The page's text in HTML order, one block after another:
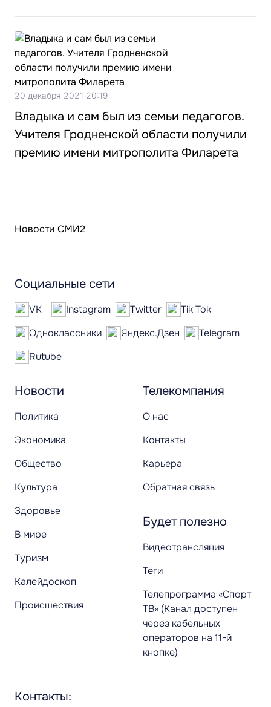
20 декабря 2021 20:19
Владыка и сам был из семьи педагогов.
Учителя Гродненской области получили
премию имени митрополита Филарета
Новости СМИ2
Новости
Политика
Экономика
Общество
Культура
Здоровье
В мире
Туризм
Калейдоскоп
Происшествия
Телекомпания
О нас
Контакты
Карьера
Обратная связь
Будет полезно
Видеотрансляция
Теги
Телепрограмма «Спорт
ТВ» (Канал доступен
через кабельных
операторов на 11-й
кнопке)
Социальные сети
VK Instagram Twitter
Tik Tok
Одноклассники
Яндекс.Дзен
Telegram
Rutube
Контакты: